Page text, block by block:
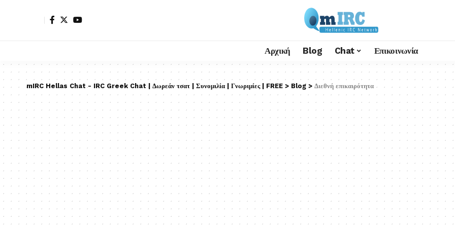
Αρχική Blog Chat Επικοινωνία
mIRC Hellas Chat - IRC Greek Chat | Δωρεάν τσατ | Συνομιλία | Γνωριμίες | FREE > Blog > Διεθνή επικαιρότητα